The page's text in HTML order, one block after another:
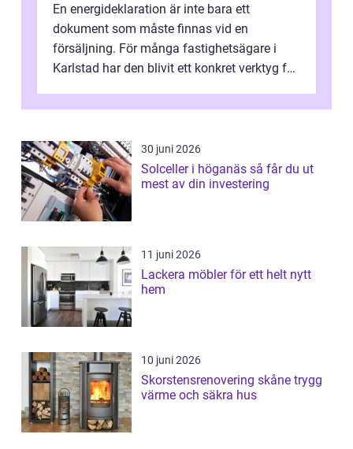
En energideklaration är inte bara ett
dokument som måste finnas vid en
försäljning. För många fastighetsägare i
Karlstad har den blivit ett konkret verktyg för
30 juni 2026
Solceller i höganäs så får du ut
mest av din investering
11 juni 2026
Lackera möbler för ett helt nytt
hem
10 juni 2026
Skorstensrenovering skåne trygg
värme och säkra hus